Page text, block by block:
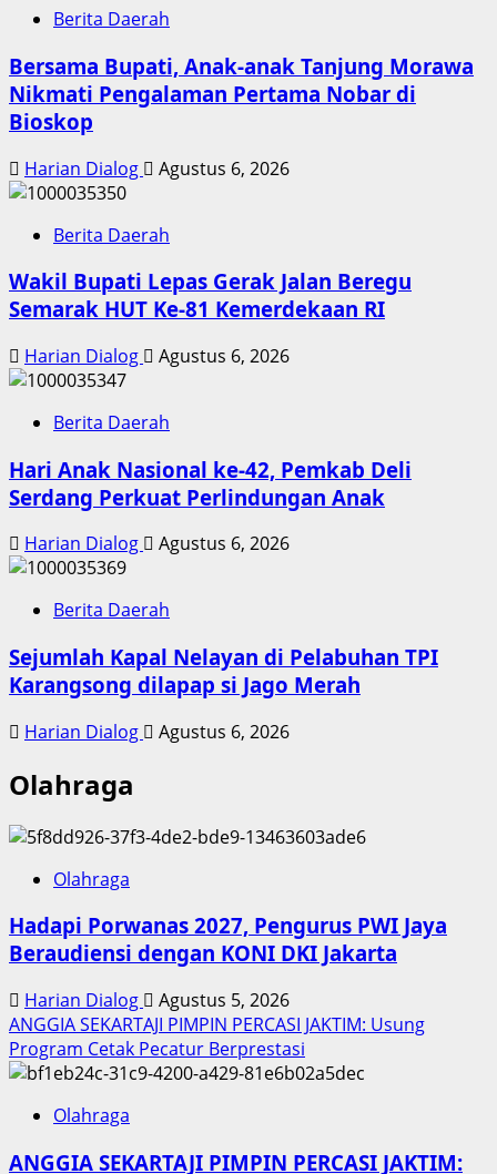
Berita Daerah
Bersama Bupati, Anak-anak Tanjung Morawa
Nikmati Pengalaman Pertama Nobar di
Bioskop
Harian Dialog Agustus 6, 2026
Berita Daerah
Wakil Bupati Lepas Gerak Jalan Beregu
Semarak HUT Ke-81 Kemerdekaan RI
Harian Dialog Agustus 6, 2026
Berita Daerah
Hari Anak Nasional ke-42, Pemkab Deli
Serdang Perkuat Perlindungan Anak
Harian Dialog Agustus 6, 2026
Berita Daerah
Sejumlah Kapal Nelayan di Pelabuhan TPI
Karangsong dilapap si Jago Merah
Harian Dialog Agustus 6, 2026
Olahraga
Olahraga
Hadapi Porwanas 2027, Pengurus PWI Jaya
Beraudiensi dengan KONI DKI Jakarta
Harian Dialog
Agustus 5, 2026
ANGGIA SEKARTAJI PIMPIN PERCASI JAKTIM: Usung
Program Cetak Pecatur Berprestasi
Olahraga
ANGGIA SEKARTAJI PIMPIN PERCASI JAKTIM: